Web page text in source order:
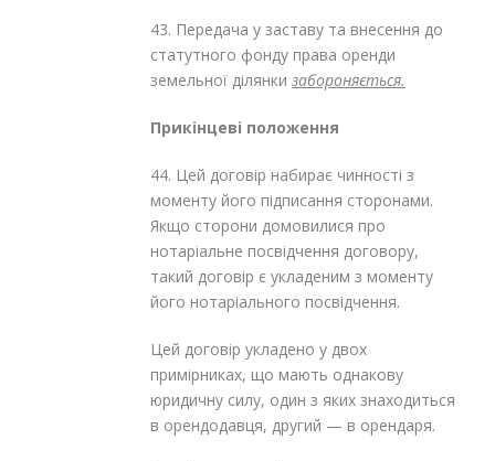
43. Передача у заставу та внесення до
статутного фонду права оренди
земельної ділянки забороняється.
Прикінцеві положення
44. Цей договір набирає чинності з
моменту його підписання сторонами.
Якщо сторони домовилися про
нотаріальне посвідчення договору,
такий договір є укладеним з моменту
його нотаріального посвідчення.
Цей договір укладено у двох
примірниках, що мають однакову
юридичну силу, один з яких знаходиться
в орендодавця, другий — в орендаря.